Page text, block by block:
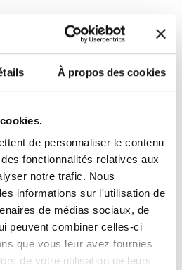
À propos des cookies
de personnaliser le contenu
fonctionnalités relatives aux
notre trafic. Nous
informations sur l'utilisation de
de médias sociaux, de
peuvent combiner celles-ci
que vous leur avez fournies
de votre utilisation de leurs
de
d'une détection
de toutes les
dans le territoire
au même format
base client afin
l'intégration des data